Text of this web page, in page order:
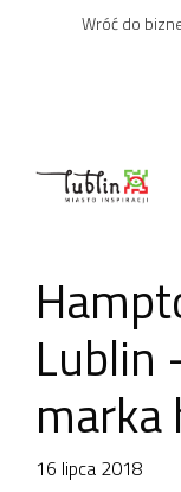
Wróć do
Lublin
marka
16 lipca 2018